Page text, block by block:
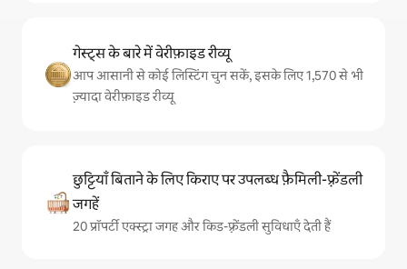
गेस्ट्स के बारे में वेरीफ़ाइड रीव्यू
आप आसानी से कोई लिस्टिंग चुन सकें, इसके लिए 1,570 से भी
ज़्यादा वेरीफ़ाइड रीव्यू
छुट्टियाँ बिताने के लिए किराए पर उपलब्ध फ़ैमिली-फ़्रेंडली
जगहें
20 प्रॉपर्टी एक्स्ट्रा जगह और किड-फ़्रेंडली सुविधाएँ देती हैं